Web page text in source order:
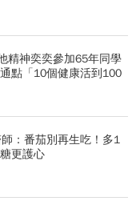
精神奕奕參加65年同學
點「10個健康活到100
：番茄別再生吃！多1
更護心